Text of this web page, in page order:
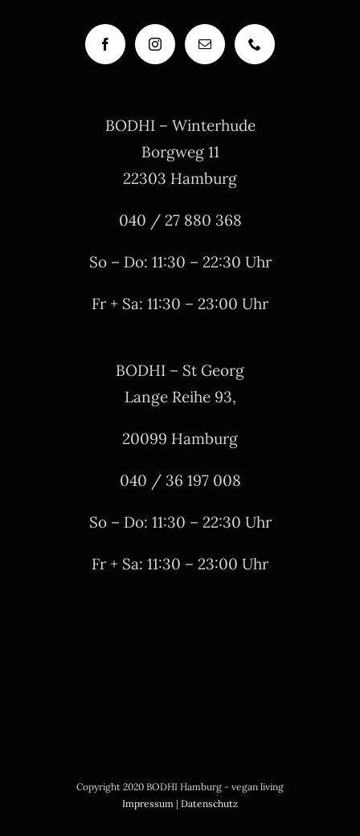
BODHI – Winterhude
Borgweg 11
22303 Hamburg
040 / 27 880 368
So – Do: 11:30 – 22:30 Uhr
Fr + Sa: 11:30 – 23:00 Uhr
BODHI – St Georg
Lange Reihe 93,
20099 Hamburg
040 / 36 197 008
So – Do: 11:30 – 22:30 Uhr
Fr + Sa: 11:30 – 23:00 Uhr
Copyright 2020 BODHI Hamburg - vegan living
Impressum | Datenschutz